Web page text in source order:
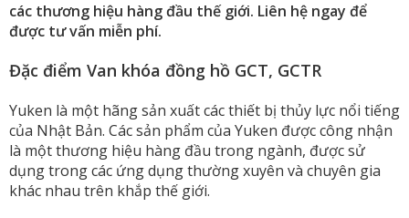
các thương hiệu hàng đầu thế giới. Liên hệ ngay để
được tư vấn miễn phí.
Đặc điểm Van khóa đồng hồ GCT, GCTR
Yuken là một hãng sản xuất các thiết bị thủy lực nổi tiếng
của Nhật Bản. Các sản phẩm của Yuken được công nhận
là một thương hiệu hàng đầu trong ngành, được sử
dụng trong các ứng dụng thường xuyên và chuyên gia
khác nhau trên khắp thế giới.